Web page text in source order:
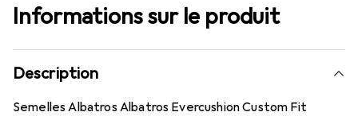
Informations sur le produit
Description
Semelles Albatros Albatros Evercushion Custom Fit